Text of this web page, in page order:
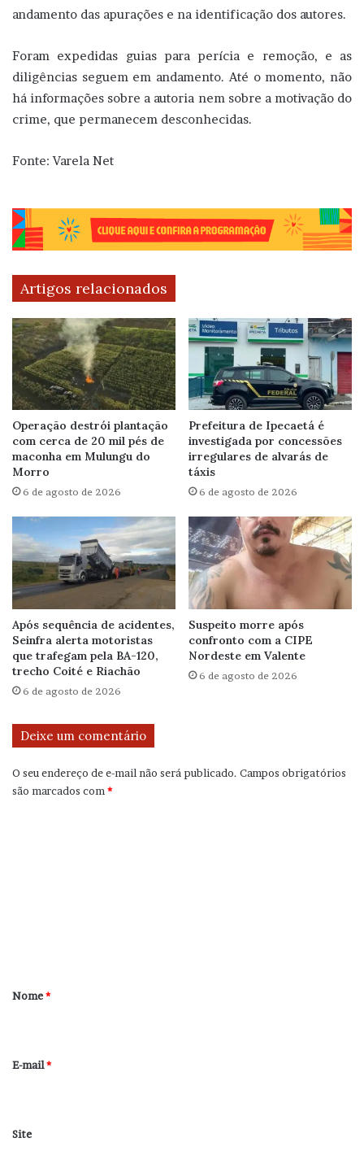
andamento das apurações e na identificação dos autores.
Foram expedidas guias para perícia e remoção, e as
diligências seguem em andamento. Até o momento, não
há informações sobre a autoria nem sobre a motivação do
crime, que permanecem desconhecidas.
Fonte: Varela Net
Artigos relacionados
Operação destrói plantação
com cerca de 20 mil pés de
maconha em Mulungu do
Morro
6 de agosto de 2026
Prefeitura de Ipecaetá é
investigada por concessões
irregulares de alvarás de
táxis
6 de agosto de 2026
Após sequência de acidentes,
Seinfra alerta motoristas
que trafegam pela BA-120,
trecho Coité e Riachão
6 de agosto de 2026
Suspeito morre após
confronto com a CIPE
Nordeste em Valente
6 de agosto de 2026
Deixe um comentário
O seu endereço de e-mail não será publicado. Campos obrigatórios
são marcados com *
r
*
Nome*
E-mail*
Site